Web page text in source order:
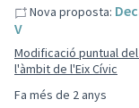
Fa més de 2 anys
Nova proposta:
V
Modificació puntual
l'àmbit de l'Eix Cívic